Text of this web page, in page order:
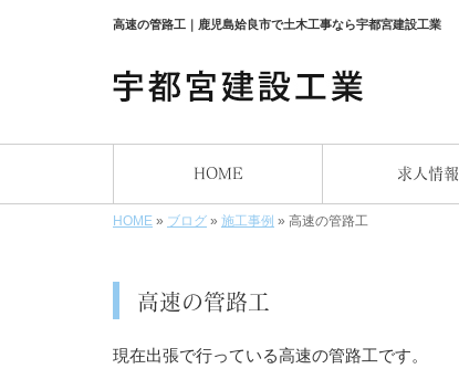
高速の管路工｜鹿児島姶良市で土木工事なら宇都宮建設工業
HOME 求人情報
HOME » ブログ » 施工事例 » 高速の管路工
高速の管路工
現在出張で行っている高速の管路工です。